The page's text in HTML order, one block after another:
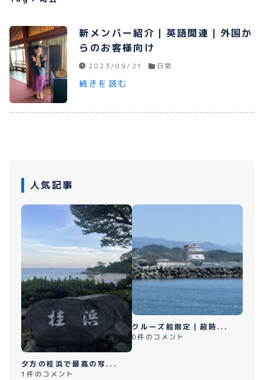
ブログ
よくある質問
プライバシーポリシー
メールで予約
WEBで予約
新メンバー紹介｜英語関連｜外国か
らのお客様向け
2023/09/21 日常
続きを読む
人気記事
夕方の桂浜で最高の写...
1件のコメント
クルーズ船限定｜超時...
0件のコメント